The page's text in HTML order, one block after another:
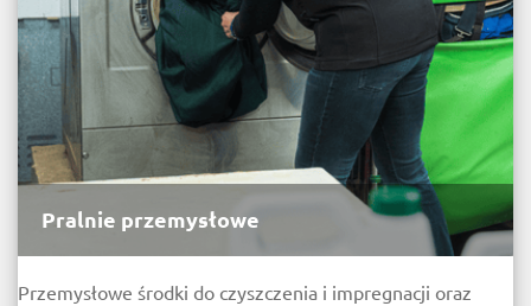
Pralnie przemysłowe
Przemysłowe środki do czyszczenia i impregnacji oraz